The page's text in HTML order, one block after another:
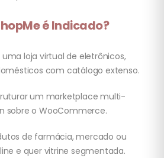
é Indicado?
loja virtual de eletrônicos,
com catálogo extenso.
um marketplace multi-
sobre o WooCommerce.
de farmácia, mercado ou
e quer vitrine segmentada.